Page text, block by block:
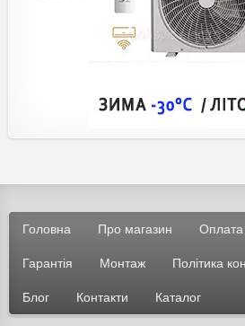
Головна Про магазин Оплата
Гарантія Монтаж Політика
Блог Контакти Каталог